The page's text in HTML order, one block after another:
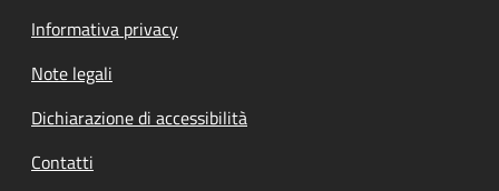
Informativa privacy
Note legali
Dichiarazione di accessibilità
Contatti